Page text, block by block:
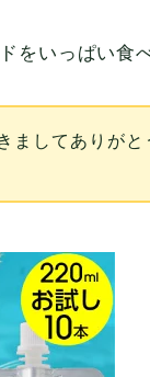
をいっぱい食
ましてありが